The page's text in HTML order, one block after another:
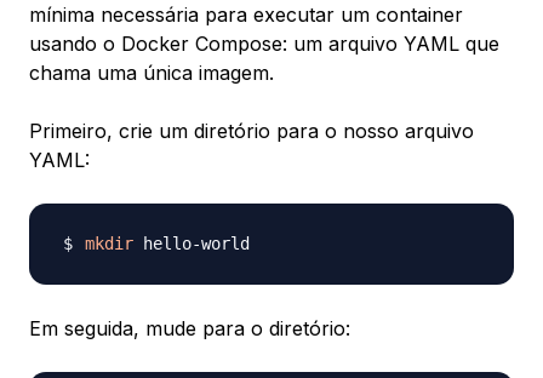
mínima necessária para executar um container
usando o Docker Compose: um arquivo YAML que
chama uma única imagem.
Primeiro, crie um diretório para o nosso arquivo
YAML:
mkdir
Em seguida, mude para o diretório: